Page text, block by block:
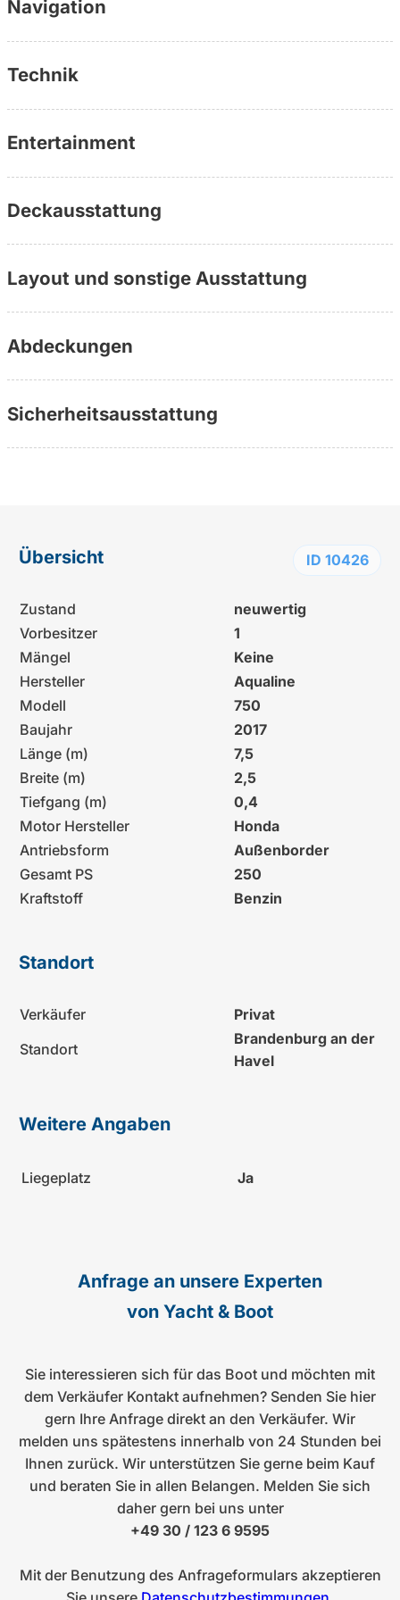
Navigation
Technik
Entertainment
Deckausstattung
Layout und sonstige Ausstattung
Abdeckungen
Sicherheitsausstattung
Übersicht ID 10426
Zustand
neuwertig
Vorbesitzer
1
Mängel
Keine
Hersteller
Aqualine
Modell
750
Baujahr
2017
Länge (m)
7,5
Breite (m)
2,5
Tiefgang (m)
0,4
Motor Hersteller
Honda
Antriebsform
Außenborder
Gesamt PS
250
Kraftstoff
Benzin
Standort
Verkäufer
Privat
Standort
Brandenburg an der
Havel
Weitere Angaben
Liegeplatz Ja
Anfrage an unsere Experten
von Yacht & Boot
Sie interessieren sich für das Boot und möchten mit
dem Verkäufer Kontakt aufnehmen? Senden Sie hier
gern Ihre Anfrage direkt an den Verkäufer. Wir
melden uns spätestens innerhalb von 24 Stunden bei
Ihnen zurück. Wir unterstützen Sie gerne beim Kauf
und beraten Sie in allen Belangen. Melden Sie sich
daher gern bei uns unter
+49 30 / 123 6 9595
Mit der Benutzung des Anfrageformulars akzeptieren